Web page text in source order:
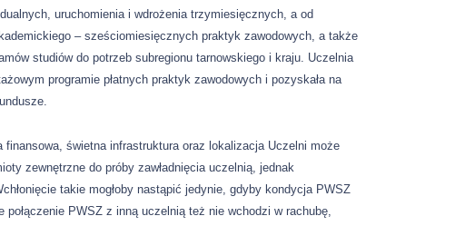
uruchomienia i wdrożenia trzymiesięcznych, a od
– sześciomiesięcznych praktyk zawodowych, a także
studiów do potrzeb subregionu tarnowskiego i kraju. Uczelnia
programie płatnych praktyk zawodowych i pozyskała na
finansowa, świetna infrastruktura oraz lokalizacja Uczelni może
zewnętrzne do próby zawładnięcia uczelnią, jednak
takie mogłoby nastąpić jedynie, gdyby kondycja PWSZ
połączenie PWSZ z inną uczelnią też nie wchodzi w rachubę,